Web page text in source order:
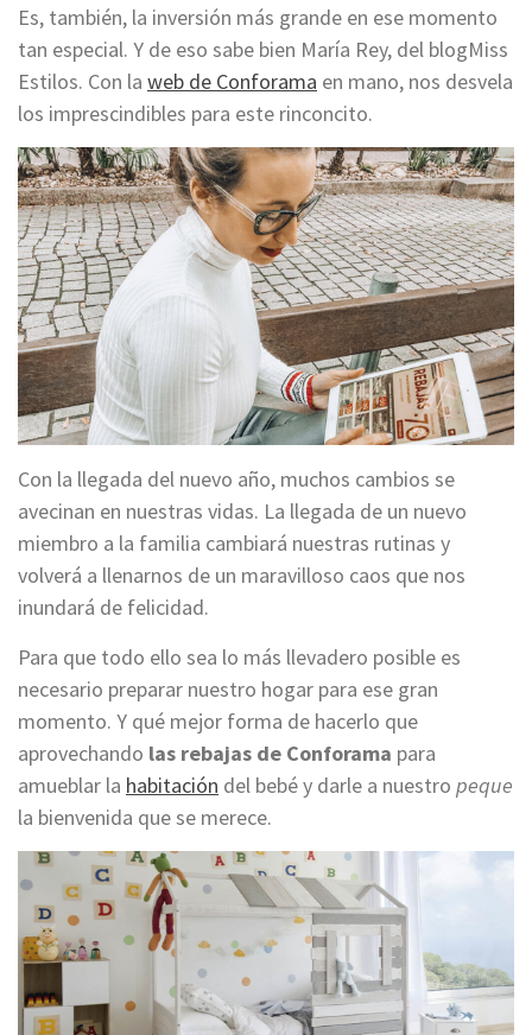
Es, también, la inversión más grande en ese momento
tan especial. Y de eso sabe bien María Rey, del blogMiss
Estilos. Con la web de Conforama en mano, nos desvela
los imprescindibles para este rinconcito.
Con la llegada del nuevo año, muchos cambios se
avecinan en nuestras vidas. La llegada de un nuevo
miembro a la familia cambiará nuestras rutinas y
volverá a llenarnos de un maravilloso caos que nos
inundará de felicidad.
Para que todo ello sea lo más llevadero posible es
necesario preparar nuestro hogar para ese gran
momento. Y qué mejor forma de hacerlo que
aprovechando las rebajas de Conforama para
amueblar la habitación del bebéy darle a nuestro peque
la bienvenida que se merece.